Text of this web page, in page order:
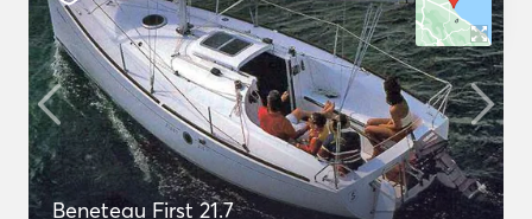
Beneteau First 21.7